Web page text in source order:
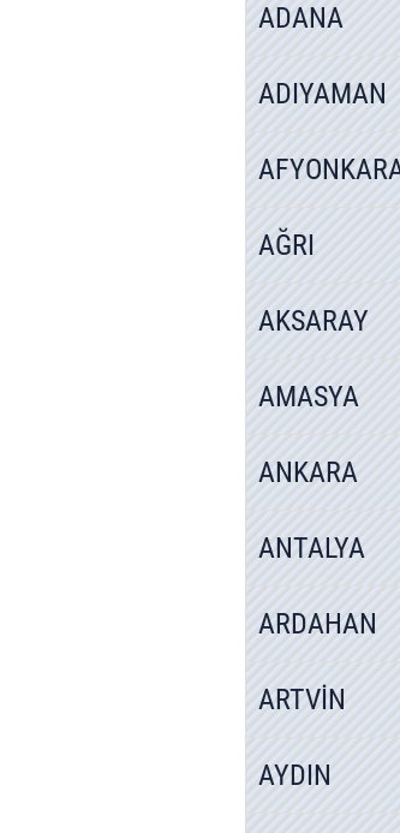
ADANA
ADIYAMAN
AĞRI
AKSARAY
AMASYA
ANKARA
ANTALYA
ARDAHAN
ARTVİN
AYDIN